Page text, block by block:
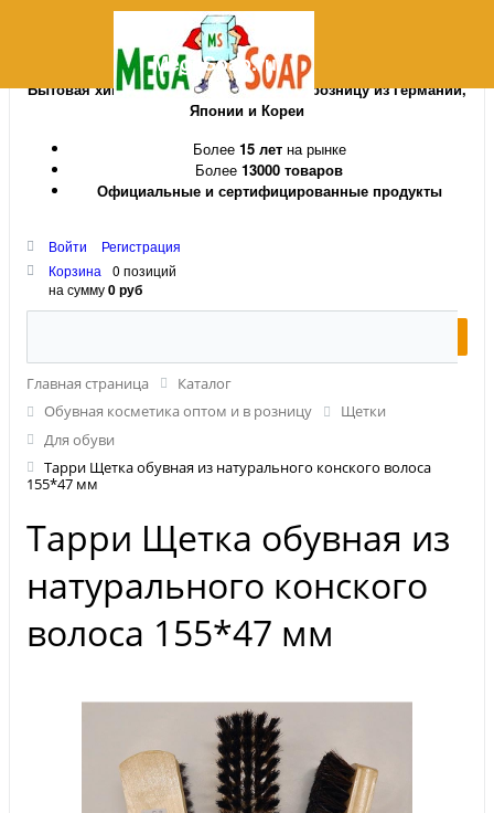
MegaSoap.ru
Бытовая химия и косметика оптом и в розницу из Германии,
Японии и Кореи
Более 15 летна рынке
Более 13000 товаров
Официальные и сертифицированные продукты
Войти
Регистрация
Корзина
0 позиций
на сумму0 руб
Главная страница
Каталог
Обувная косметика оптом и в розницу
Щетки
Для обуви
Тарри Щетка обувная из натурального конского волоса
155*47 мм
Тарри Щетка обувная из
натурального конского
волоса 155*47 мм